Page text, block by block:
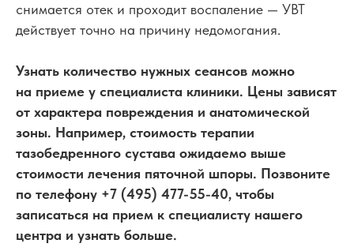
снимается отек и проходит воспаление — УВТ
действует точно на причину недомогания.
Узнать количество нужных сеансов можно
на приеме у специалиста клиники. Цены зависят
от характера повреждения и анатомической
зоны. Например, стоимость терапии
тазобедренного сустава ожидаемо выше
стоимости лечения пяточной шпоры. Позвоните
по телефону +7 (495) 477-55-40, чтобы
записаться на прием к специалисту нашего
центра и узнать больше.